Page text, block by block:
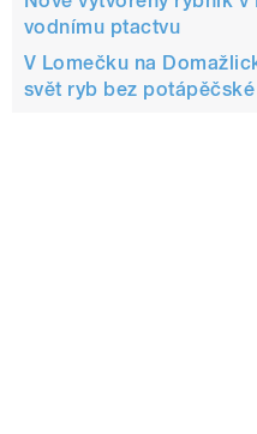
vodnímu ptactvu
V Lomečku na
svět ryb bez